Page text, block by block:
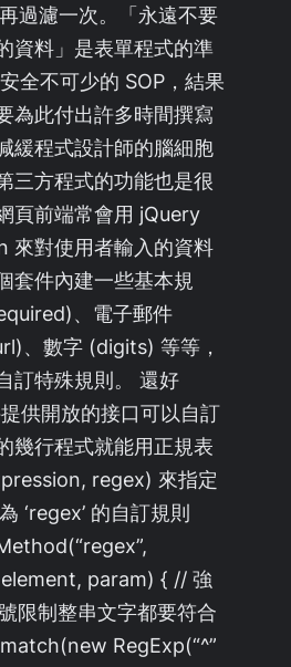
過濾一次。「永遠不要
資料」是表單程式的準
全不可少的 SOP，結果
為此付出許多時間撰寫
緩程式設計師的腦細胞
三方程式的功能也是很
頁前端常會用 jQuery
來對使用者輸入的資料
套件內建一些基本規
、電子郵件
、數字 (digits) 等等，
訂特殊規則。 還好
供開放的接口可以自訂
幾行程式就能用正規表
regex) 來指定
‘regex’ 的自訂規則
param) { // 強
限制整串文字都要符合
RegExp(“^”